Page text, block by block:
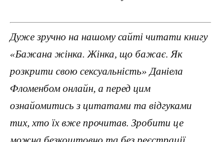
Дуже зручно на нашому сайті читати книгу
«Бажана жінка. Жінка, що бажає. Як
розкрити свою сексуальність» Даніела
Фломенбом онлайн, а перед цим
ознайомитись з цитатами та відгуками
тих, хто їх вже прочитав. Зробити це